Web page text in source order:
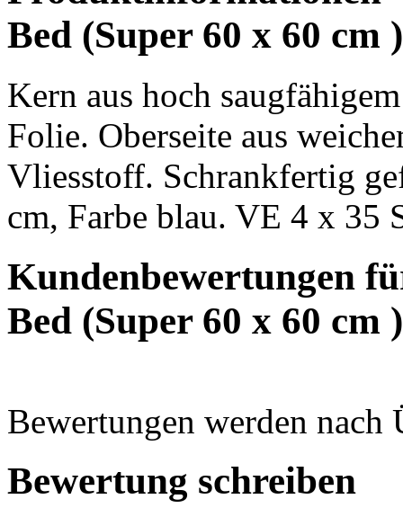
Bed (Super 60 x 60 cm
Kern aus hoch
Folie. Oberseite aus
Vliesstoff. Schrankfertig
cm, Farbe blau. VE 4 x 35
Kundenbewertungen
Bed (Super 60 x 60 cm
Bewertungen werden
Bewertung schreiben